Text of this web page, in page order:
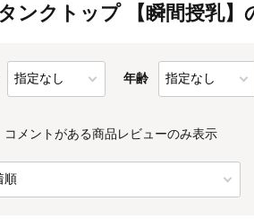
ンクトップ 【瞬間授乳】
年齢
コメントがある商品レビューのみ表示